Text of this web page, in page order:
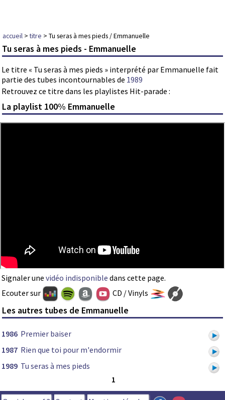
accueil >titre > Tu seras à mes pieds / Emmanuelle
Tu seras à mes pieds - Emmanuelle
Le titre « Tu seras à mes pieds » interprété par Emmanuelle fait
partie des tubes incontournables de 1989
Retrouvez ce titre dans les playlistes Hit-parade :
La playlist 100% Emmanuelle
Signaler une vidéo indisponible dans cette page.
Ecouter sur
CD / Vinyls
Les autres tubes de Emmanuelle
1986 Premier baiser
1987 Rien que toi pour m'endormir
1989 Tu seras à mes pieds
1